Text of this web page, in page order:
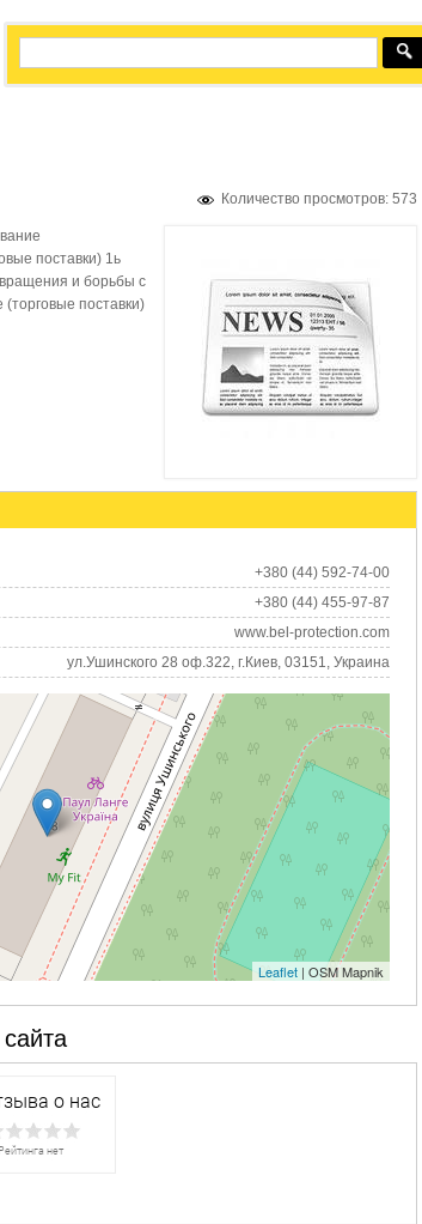
Количество просмотров: 573
поставки) 1ь
и борьбы с
поставки)
+380 (44) 592-74-00
+380 (44) 455-97-87
www.bel-protection.com
ул.Ушинского 28 оф.322, г.Киев, 03151, Украина
Leaflet | OSM Mapnik